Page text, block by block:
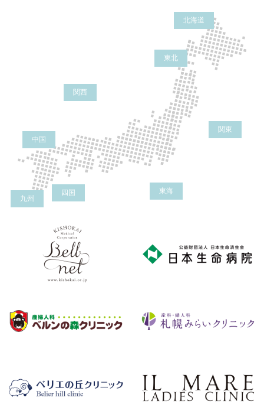
四国
中国
北海道
東北
関東
東海
関西
九州